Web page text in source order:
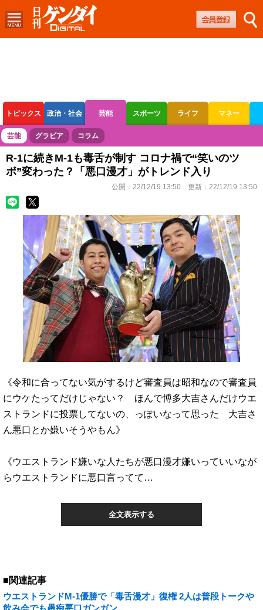
トピックス 政治・社会 芸能 スポーツ ライフ マネー
ボートレース 競輪 オートレース
芸能 グラビア コラム
R-1に続きM‐1も毒舌が制す コロナ禍で“笑いのツ
ボ”変わった？「悪口漫才」がトレンド入り
公開： 22/12/19 13:50 更新： 22/12/19 13:50
《令和に合ってない気がするけど審査員は昭和なので審査員
にウケたってだけじゃない？ ほんで博多大吉さんだけウエ
ストランドに投票してないの、っぽいなって思った 大吉さ
ん悪口とか嫌いそうやもん》
《ウエストランド嫌いな人たちが悪口漫才嫌いっていいなが
らウエストランドに悪口言ってて…
全文表示する
■関連記事
ウエストランドM-1優勝で「毒舌漫才」復権 2人は普段トークや
飲み会でも愚痴悪口ガンガン